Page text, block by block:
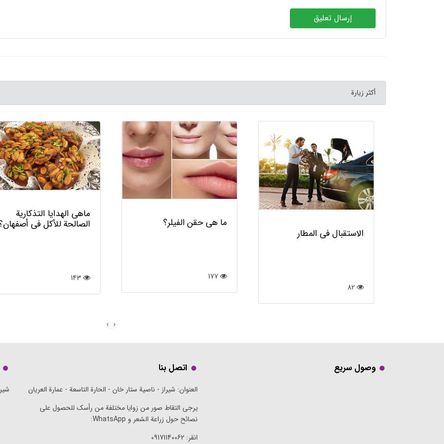
إرسال تعليق
أكثر زيارة
الاستقبال في المطار
ما هي حقن الفيلر؟
ماهي الهدايا التذكارية
الصالحة للأكل في
‹
›
وصول سريع اتصل بنا
العنوان: شيراز - ناصية ستار خان - الحارة التاسعة - عمارة العريان
يرجى التقاط صور من زوايا مختلفة من رأسك للحصول على
نصائح حول زراعة الشعر و WhatsApp:
انقر: